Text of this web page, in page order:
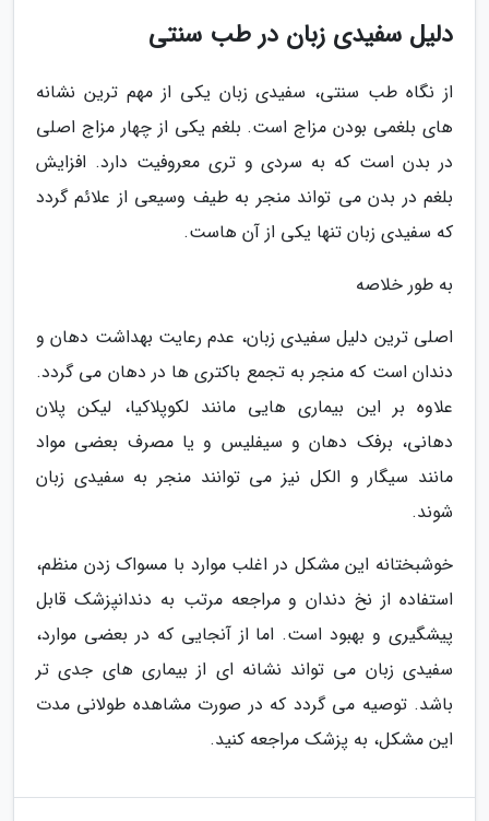
دلیل سفیدی زبان در طب سنتی
از نگاه طب سنتی، سفیدی زبان یکی از مهم ترین نشانه
های بلغمی بودن مزاج است. بلغم یکی از چهار مزاج اصلی
در بدن است که به سردی و تری معروفیت دارد. افزایش
بلغم در بدن می تواند منجر به طیف وسیعی از علائم گردد
که سفیدی زبان تنها یکی از آن هاست.
به طور خلاصه
اصلی ترین دلیل سفیدی زبان، عدم رعایت بهداشت دهان و
دندان است که منجر به تجمع باکتری ها در دهان می گردد.
علاوه بر این بیماری هایی مانند لکوپلاکیا، لیکن پلان
دهانی، برفک دهان و سیفلیس و یا مصرف بعضی مواد
مانند سیگار و الکل نیز می توانند منجر به سفیدی زبان
شوند.
خوشبختانه این مشکل در اغلب موارد با مسواک زدن منظم،
استفاده از نخ دندان و مراجعه مرتب به دندانپزشک قابل
پیشگیری و بهبود است. اما از آنجایی که در بعضی موارد،
سفیدی زبان می تواند نشانه ای از بیماری های جدی تر
باشد. توصیه می گردد که در صورت مشاهده طولانی مدت
این مشکل، به پزشک مراجعه کنید.